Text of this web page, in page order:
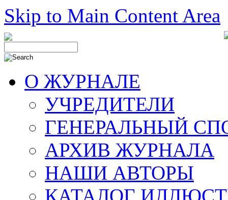
Skip to Main Content Area
О ЖУРНАЛЕ
УЧРЕДИТЕЛИ
ГЕНЕРАЛЬНЫЙ
АРХИВ ЖУРНАЛА
НАШИ АВТОРЫ